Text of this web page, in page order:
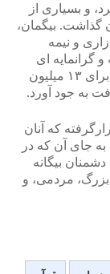
و بسیاری از
گذاشت. بیگمان،
و نیمه
گرانمایه ای
مانند دکتر فرخ رو پارسا، استفاده شود تا بتوان برای ۱۳ میلیون
به جود آورد.
که آنان
جای آن که در
بیگانه
بزرگ، مردمی، و